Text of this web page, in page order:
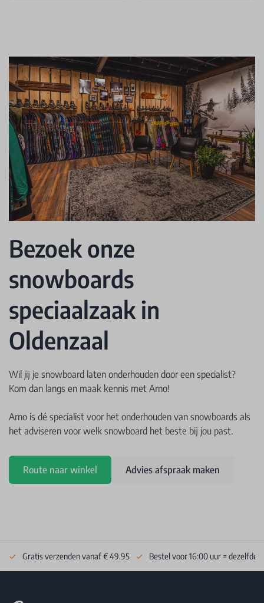
Bezoek onze
snowboards
speciaalzaak in
Oldenzaal
Wil jij je snowboard laten onderhouden door een specialist?
Kom dan langs en maak kennis met Arno!
Arno is dé specialist voor het onderhouden van snowboards als
het adviseren voor welk snowboard het beste bij jou past.
Route naar winkel Advies afspraak maken
Gratis verzenden vanaf € 49.95 Bestel voor 16:00 uur = dezelfde